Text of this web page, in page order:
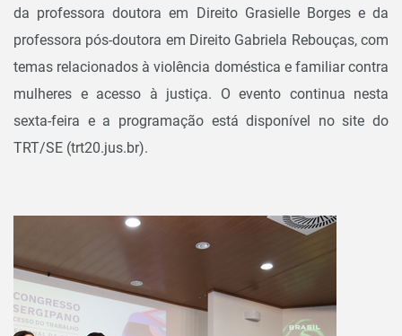
da professora doutora em Direito Grasielle Borges e da
professora pós-doutora em Direito Gabriela Rebouças, com
temas relacionados à violência doméstica e familiar contra
mulheres e acesso à justiça. O evento continua nesta
sexta-feira e a programação está disponível no site do
TRT/SE (trt20.jus.br).